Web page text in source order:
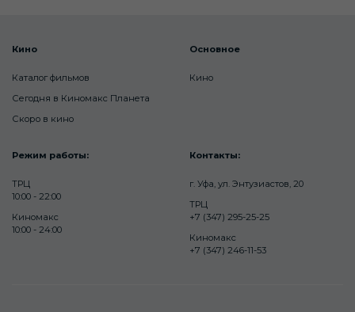
Кино
Каталог фильмов
Сегодня в Киномакс Планета
Скоро в кино
Основное
Кино
Режим работы:
ТРЦ
10:00 - 22:00
Киномакс
10:00 - 24:00
Контакты:
г. Уфа, ул. Энтузиастов, 20
ТРЦ
+7 (347) 295-25-25
Киномакс
+7 (347) 246-11-53